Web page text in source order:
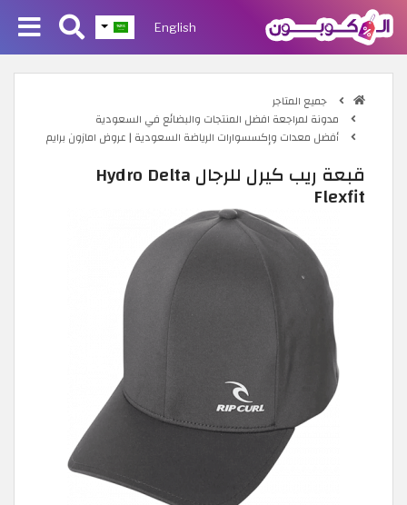
English
جميع المتاجر
مدونة لمراجعة افضل المنتجات والبضائع في السعودية
أفضل معدات وإكسسوارات الرياضة السعودية | عروض امازون برايم
قبعة ريب كيرل للرجال Hydro Delta
Flexfit